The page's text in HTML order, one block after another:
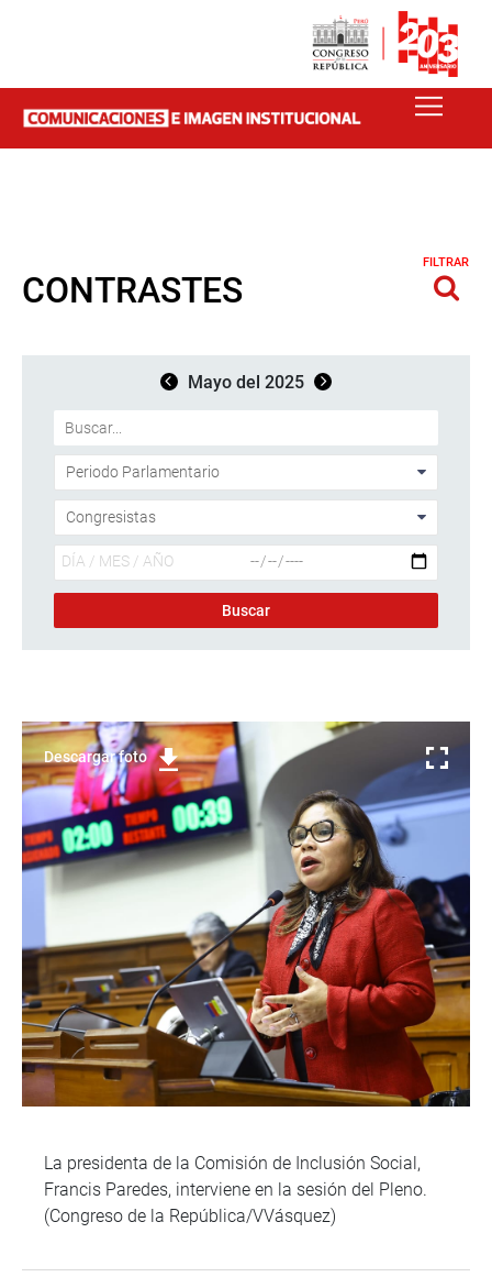
CONTRASTES
FILTRAR
Mayo del 2025
Descargar foto
La presidenta de la Comisión de Inclusión Social,
Francis Paredes, interviene en la sesión del Pleno.
(Congreso de la República/VVásquez)